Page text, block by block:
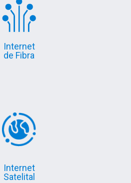
Internet
de Fibra
Internet
Satelital